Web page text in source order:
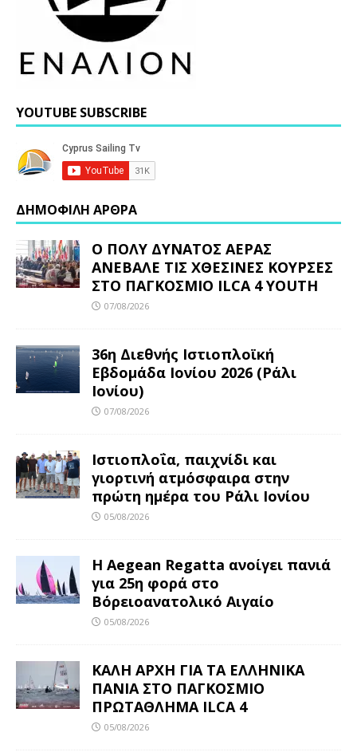
YOUTUBE SUBSCRIBE
ΔΗΜΟΦΙΛΗ ΑΡΘΡΑ
Ο ΠΟΛΥ ΔΥΝΑΤΟΣ ΑΕΡΑΣ
ΑΝΕΒΑΛΕ ΤΙΣ ΧΘΕΣΙΝΕΣ ΚΟΥΡΣΕΣ
ΣΤΟ ΠΑΓΚΟΣΜΙΟ ILCA 4 YOUTH
07/08/2026
36η Διεθνής Ιστιοπλοϊκή
Εβδομάδα Ιονίου 2026 (Ράλι
Ιονίου)
07/08/2026
Ιστιοπλοΐα, παιχνίδι και
γιορτινή ατμόσφαιρα στην
πρώτη ημέρα του Ράλι Ιονίου
05/08/2026
Η Aegean Regatta ανοίγει πανιά
για 25η φορά στο
Βόρειοανατολικό Αιγαίο
05/08/2026
ΚΑΛΗ ΑΡΧΗ ΓΙΑ ΤΑ ΕΛΛΗΝΙΚΑ
ΠΑΝΙΑ ΣΤΟ ΠΑΓΚΟΣΜΙΟ
ΠΡΩΤΑΘΛΗΜΑ ILCA 4
05/08/2026